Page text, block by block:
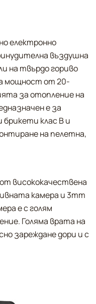
електронно
въздушна
на твърдо гориво
мощност от 20-
за отопление на
е за
брикети клас В и
на пелетна,
висококачествена
камера и 3mm
е с голям
Голяма врата на
зареждане дори и с